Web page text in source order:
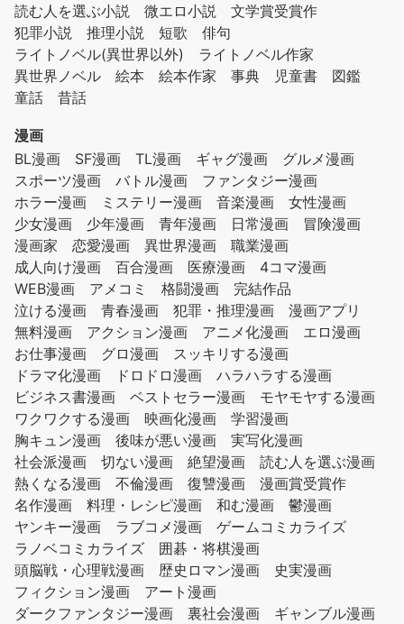
読む人を選ぶ小説
微エロ小説
文学賞受賞作
犯罪小説
推理小説 短歌
俳句
ライトノベル(異世界以外)
ライトノベル作家
異世界ノベル
絵本 絵本作家 事典 児童書
図鑑
童話
昔話
漫画
BL漫画
SF漫画 TL漫画 ギャグ漫画
グルメ漫画
スポーツ漫画
バトル漫画
ファンタジー漫画
ホラー漫画
ミステリー漫画 音楽漫画
女性漫画
少女漫画
少年漫画 青年漫画 日常漫画
冒険漫画
漫画家
恋愛漫画 異世界漫画
職業漫画
成人向け漫画
百合漫画 医療漫画
4コマ漫画
WEB漫画
アメコミ 格闘漫画
完結作品
泣ける漫画
青春漫画 犯罪・推理漫画
漫画アプリ
無料漫画
アクション漫画 アニメ化漫画
エロ漫画
お仕事漫画
グロ漫画
スッキリする漫画
ドラマ化漫画
ドロドロ漫画
ハラハラする漫画
ビジネス書漫画
ベストセラー漫画
モヤモヤする漫画
ワクワクする漫画
映画化漫画
学習漫画
胸キュン漫画
後味が悪い漫画
実写化漫画
社会派漫画
切ない漫画 絶望漫画
読む人を選ぶ漫画
熱くなる漫画
不倫漫画 復讐漫画
漫画賞受賞作
名作漫画
料理・レシピ漫画 和む漫画
鬱漫画
ヤンキー漫画
ラブコメ漫画
ゲームコミカライズ
ラノベコミカライズ
囲碁・将棋漫画
頭脳戦・心理戦漫画
歴史ロマン漫画
史実漫画
フィクション漫画
アート漫画
ダークファンタジー漫画
裏社会漫画
ギャンブル漫画